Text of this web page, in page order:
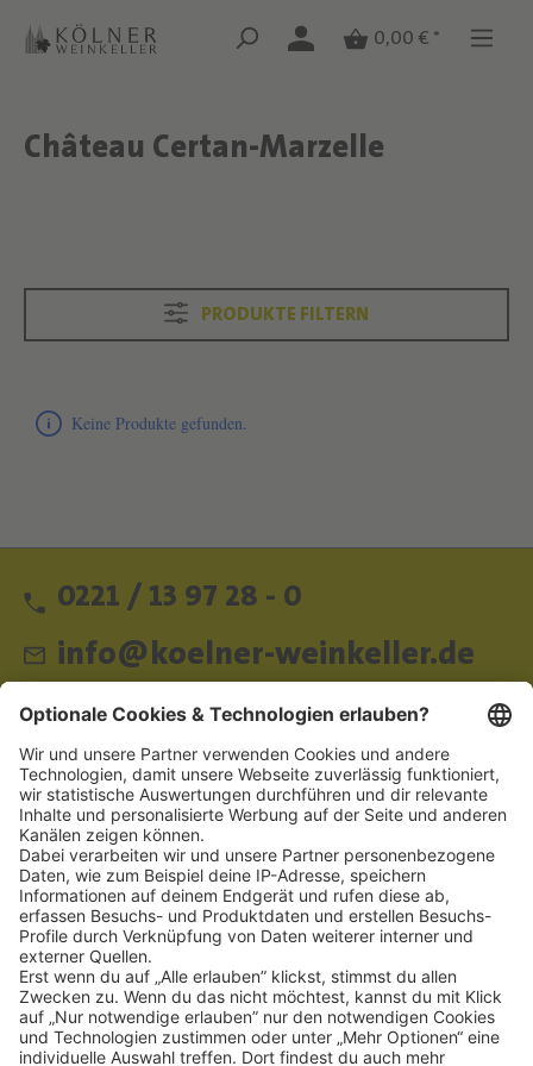
Zum Hauptinhalt springen
Zum Hauptinhalt springen
0,00 € *
Text überspringen
Château Certan-Marzelle
Text überspringen
PRODUKTE FILTERN
Keine Produkte gefunden.
0221 / 13 97 28 - 0
info@koelner-weinkeller.de
Schnellzugriff
ZAHLUNGSMETHODEN
SOCIAL
NEWSLETTER
BESUCHEN SIE UNS